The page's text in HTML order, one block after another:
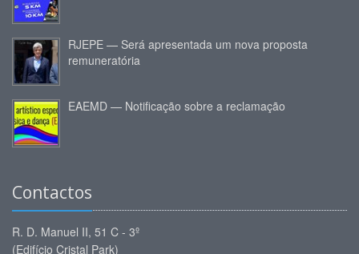
RJEPE — Será apresentada um nova proposta
remuneratória
EAEMD — Notificação sobre a reclamação
Contactos
R. D. Manuel II, 51 C - 3º
(Edifício Cristal Park)